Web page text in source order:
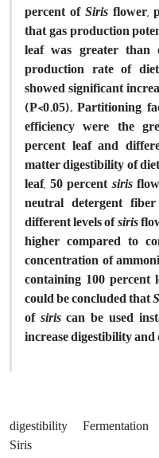
percent ofSiris flower,
that gas production
leaf was greater than
production rate of
showed significant
(P<0.05). Partitioning
efficiency were the
percent leaf and
matter digestibility of
leaf, 50 percentsiris
neutral detergent
different levels ofsiris
higher compared to
concentration of
containing 100
could be concluded that
of siriscan be used
increase digestibility
digestibility Fermentation
Siris